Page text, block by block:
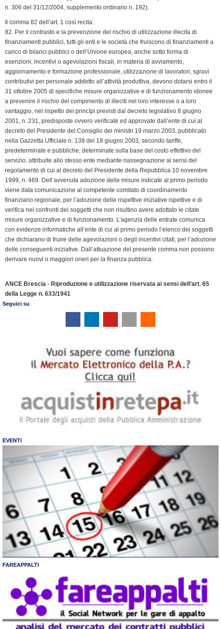
n. 306 del 31/12/2004, supplemento ordinario n. 192).
Il comma 82 dell’art. 1 così recita:
82. Per il contrasto e la prevenzione del rischio di utilizzazione illecita di
finanziamenti pubblici, tutti gli enti e le società che fruiscono di finanziamenti a
carico di bilanci pubblici o dell’Unione europea, anche sotto forma di
esenzioni, incentivi o agevolazioni fiscali, in materia di avviamento,
aggiornamento e formazione professionale, utilizzazione di lavoratori, sgravi
contributivi per personale addetto all’attività produttiva, devono dotarsi entro il
31 ottobre 2005 di specifiche misure organizzative e di funzionamento idonee
a prevenire il rischio del compimento di illeciti nel loro interesse o a loro
vantaggio, nel rispetto dei princìpi previsti dal decreto legislativo 8 giugno
2001, n. 231, predisposte ovvero verificate ed approvate dall’ente di cui al
decreto del Presidente del Consiglio dei ministri 19 marzo 2003, pubblicato
nella Gazzetta Ufficiale n. 139 del 18 giugno 2003, secondo tariffe,
predeterminate e pubbliche, determinate sulla base del costo effettivo del
servizio, attribuite allo stesso ente mediante riassegnazione ai sensi del
regolamento di cui al decreto del Presidente della Repubblica 10 novembre
1999, n. 469. Dell’avvenuta adozione delle misure indicate al primo periodo
viene data comunicazione al competente comitato di coordinamento
finanziario regionale, per l’adozione delle rispettive iniziative ispettive e di
verifica nei confronti dei soggetti che non risultino avere adottato le citate
misure organizzative e di funzionamento. L’agenzia delle entrate comunica
con evidenze informatiche all’ente di cui al primo periodo l’elenco dei soggetti
che dichiarano di fruire delle agevolazioni o degli incentivi citati, per l’adozione
delle conseguenti iniziative. Dall’attuazione del presente comma non possono
derivare nuovi o maggiori oneri per la finanza pubblica.
ANCE Brescia - Riproduzione e utilizzazione riservata ai sensi dell’art. 65
della Legge n. 633/1941
Seguici su
EVENTI
FAREAPPALTI